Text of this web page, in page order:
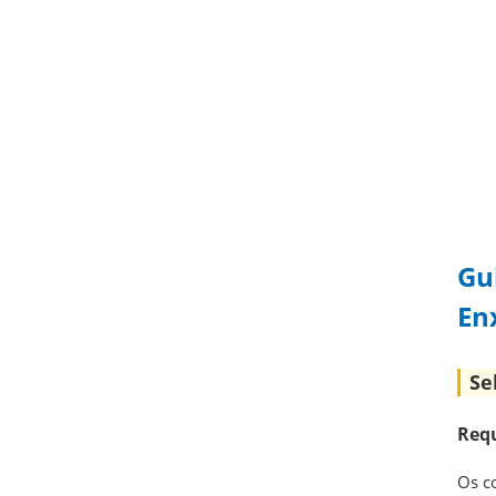
Os